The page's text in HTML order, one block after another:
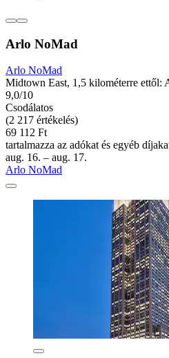
Arlo NoMad
Arlo NoMad
Midtown East, 1,5 kilométerre ettől:
9,0/10
Csodálatos
(2 217 értékelés)
69 112 Ft
tartalmazza az adókat és egyéb
aug. 16. – aug. 17.
Arlo NoMad